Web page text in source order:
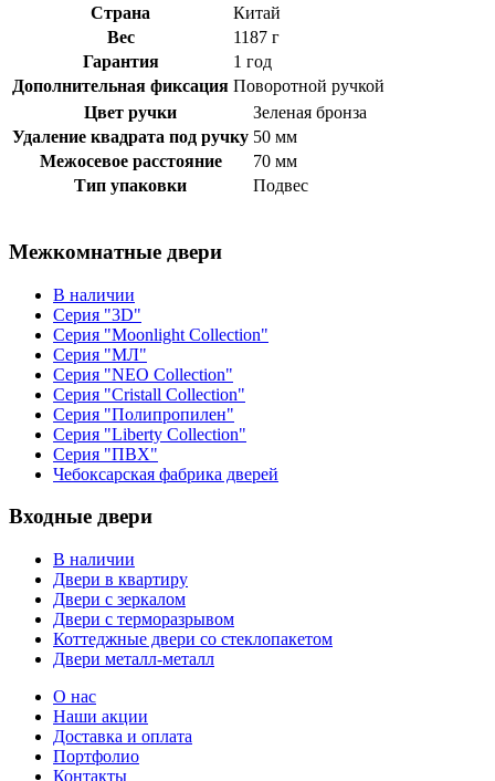
Страна
Китай
Вес
1187 г
Гарантия
1 год
Дополнительная фиксация Поворотной ручкой
Цвет ручки
Зеленая бронза
Удаление квадрата под ручку 50 мм
Межосевое расстояние
70 мм
Тип упаковки
Подвес
Межкомнатные двери
В наличии
Серия "3D"
Серия "Moonlight Collection"
Серия "МЛ"
Серия "NEO Collection"
Серия "Cristall Collection"
Серия "Полипропилен"
Серия "Liberty Collection"
Серия "ПВХ"
Чебоксарская фабрика дверей
Входные двери
В наличии
Двери в квартиру
Двери с зеркалом
Двери с терморазрывом
Коттеджные двери со стеклопакетом
Двери металл-металл
О нас
Наши акции
Доставка и оплата
Портфолио
Контакты